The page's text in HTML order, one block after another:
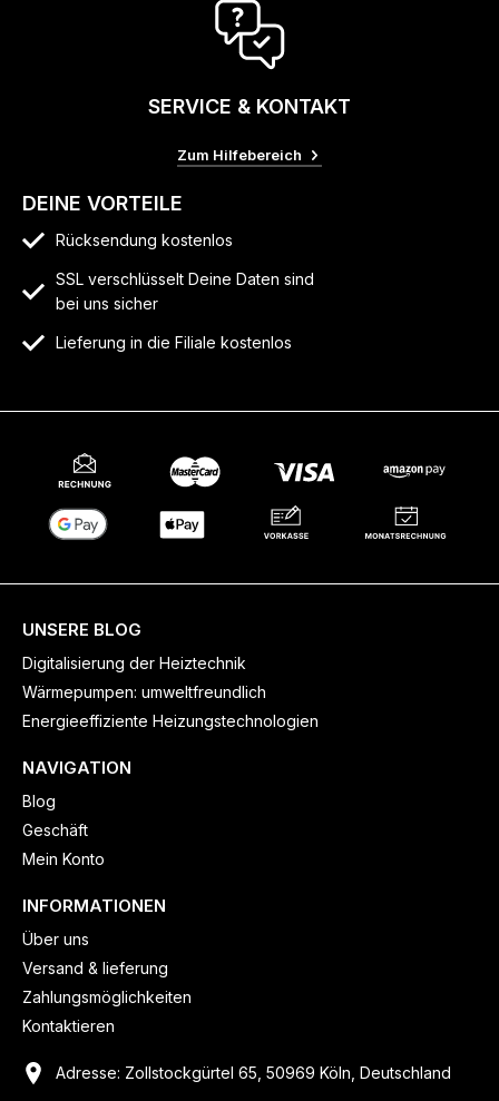
SERVICE & KONTAKT
Zum Hilfebereich
DEINE VORTEILE
Rücksendung kostenlos
SSL verschlüsselt Deine Daten sind
bei uns sicher
Lieferung in die Filiale kostenlos
UNSERE BLOG
Digitalisierung der Heiztechnik
Wärmepumpen: umweltfreundlich
Energieeffiziente Heizungstechnologien
NAVIGATION
Blog
Geschäft
Mein Konto
INFORMATIONEN
Über uns
Versand & lieferung
Zahlungsmöglichkeiten
Kontaktieren
Adresse: Zollstockgürtel 65, 50969 Köln, Deutschland